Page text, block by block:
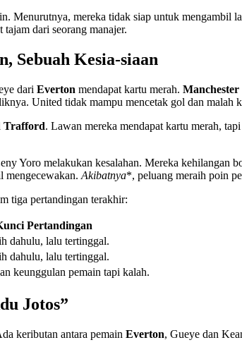
Menurutnya, mereka tidak siap untuk mengambil
dari seorang manajer.
Sebuah Kesia-siaan
dari Everton mendapat kartu merah. Manchester
United tidak mampu mencetak gol dan malah
Trafford. Lawan mereka mendapat kartu merah,
Yoro melakukan kesalahan. Mereka kehilangan
mengecewakan. Akibatnya*, peluang meraih poin
tiga pertandingan terakhir:
Pertandingan
dahulu, lalu tertinggal.
dahulu, lalu tertinggal.
keunggulan pemain tapi kalah.
Jotos”
keributan antara pemain Everton, Gueye dan